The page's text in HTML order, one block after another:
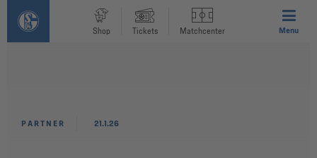
Shop Tickets Matchcenter Menu
PARTNER 21.1.26